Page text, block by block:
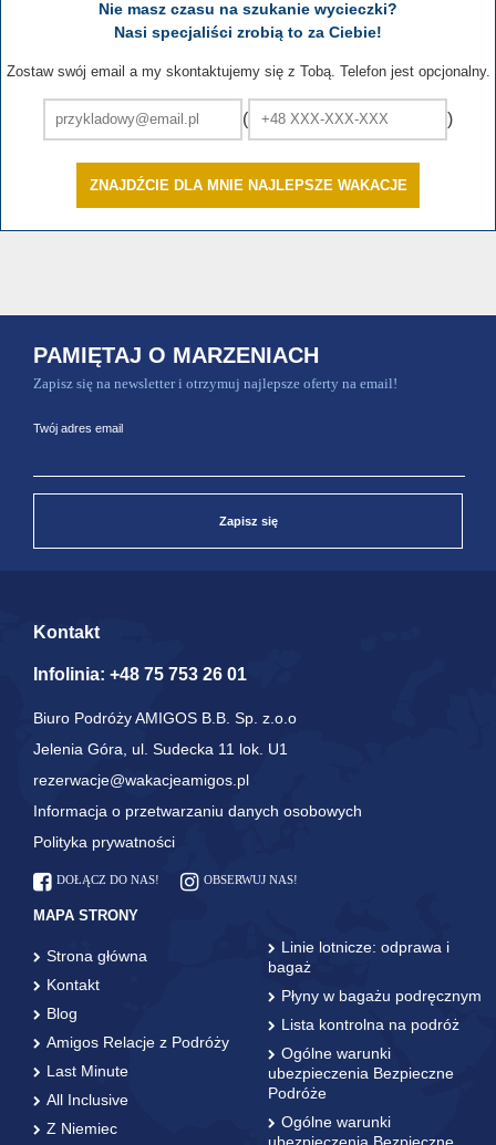
Nie masz czasu na szukanie wycieczki?
Nasi specjaliści zrobią to za Ciebie!
Zostaw swój email a my skontaktujemy się z Tobą. Telefon jest opcjonalny.
( )
ZNAJDŹCIE DLA MNIE NAJLEPSZE WAKACJE
PAMIĘTAJ O MARZENIACH
Zapisz się na newsletter i otrzymuj najlepsze oferty na email!
Twój adres email
Zapisz się
Kontakt
Infolinia: +48 75 753 26 01
Biuro Podróży AMIGOS B.B. Sp. z.o.o
Jelenia Góra, ul. Sudecka 11 lok. U1
rezerwacje@wakacjeamigos.pl
Informacja o przetwarzaniu danych osobowych
Polityka prywatności
DOŁĄCZ DO NAS! OBSERWUJ NAS!
MAPA STRONY
Strona główna
Kontakt
Blog
Amigos Relacje z Podróży
Last Minute
All Inclusive
Z Niemiec
Linie lotnicze: odprawa i
bagaż
Płyny w bagażu podręcznym
Lista kontrolna na podróż
Ogólne warunki
ubezpieczenia Bezpieczne
Podróże
Ogólne warunki